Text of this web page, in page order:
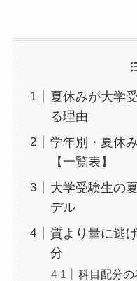
夏休みが大学
る理由
学年別・夏休
【一覧表】
大学受験生の
デル
質より量に逃
分
科目配分の